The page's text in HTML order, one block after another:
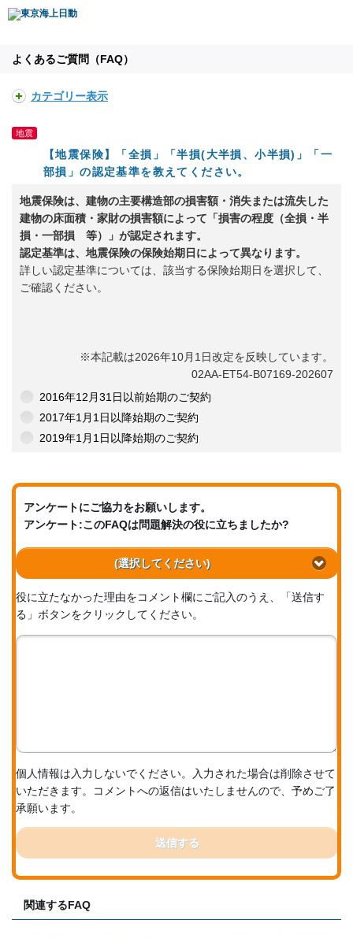
よくあるご質問（FAQ）
カテゴリー表示
地震
【地震保険】「全損」「半損(大半損、小半損)」「一
部損」の認定基準を教えてください。
地震保険は、建物の主要構造部の損害額・消失または流失した
建物の床面積・家財の損害額によって「損害の程度（全損・半
損・一部損 等）」が認定されます。
認定基準は、地震保険の保険始期日によって異なります。
詳しい認定基準については、該当する保険始期日を選択して、
ご確認ください。
※本記載は2026年10月1日改定を反映しています。
02AA-ET54-B07169-202607
2016年12月31日以前始期のご契約
2017年1月1日以降始期のご契約
2019年1月1日以降始期のご契約
アンケートにご協力をお願いします。
アンケート:このFAQは問題解決の役に立ちましたか?
(選択してください)
役に立たなかった理由をコメント欄にご記入のうえ、「送信す
る」ボタンをクリックしてください。
個人情報は入力しないでください。入力された場合は削除させて
いただきます。コメントへの返信はいたしませんので、予めご了
承願います。
送信する
関連するFAQ